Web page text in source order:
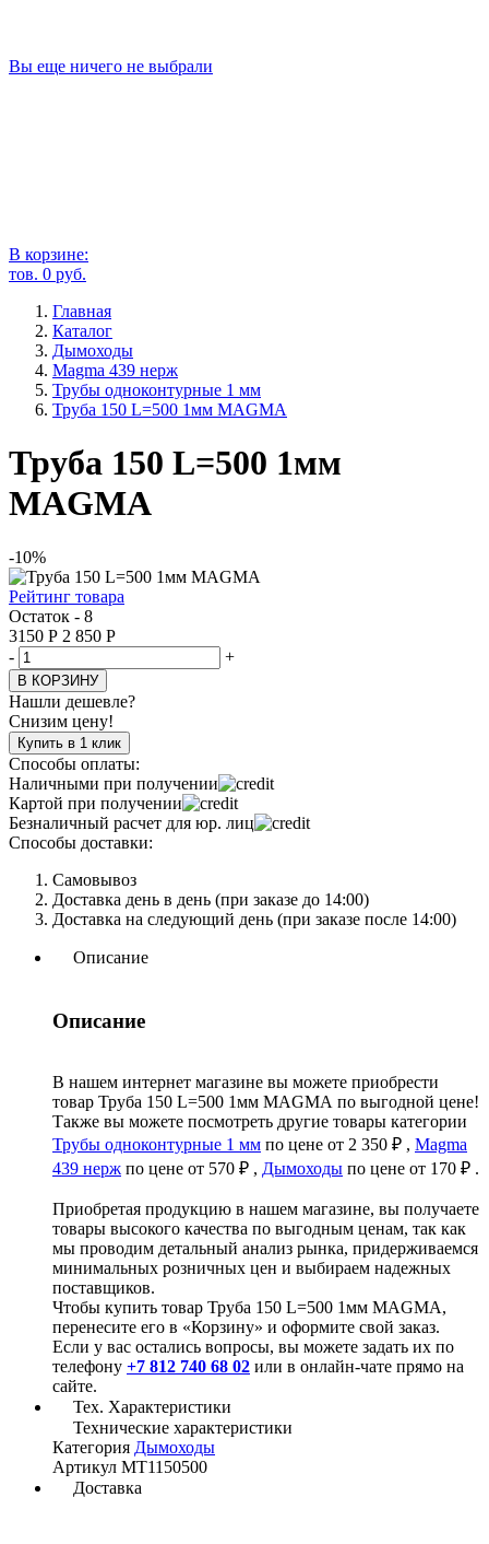
Вы еще ничего не выбрали
В корзине:
тов. 0 руб.
Главная
Каталог
Дымоходы
Magma 439 нерж
Трубы одноконтурные 1 мм
Труба 150 L=500 1мм MAGMА
Труба 150 L=500 1мм
MAGMА
-10%
Рейтинг товара
Остаток - 8
3150 Р 2 850 Р
-
+
В КОРЗИНУ
Нашли дешевле?
Снизим цену!
Купить в 1 клик
Способы оплаты:
Наличными при получении
Картой при получении
Безналичный расчет для юр. лиц
Способы доставки:
Самовывоз
Доставка день в день (при заказе до 14:00)
Доставка на следующий день (при заказе после 14:00)
Описание
Описание
В нашем интернет магазине вы можете приобрести
товар Труба 150 L=500 1мм MAGMА по выгодной цене!
Также вы можете посмотреть другие товары категории
Трубы одноконтурные 1 мм по цене от 2 350 ₽ , Magma
439 нерж по цене от 570 ₽ , Дымоходы по цене от 170 ₽ .
Приобретая продукцию в нашем магазине, вы получаете
товары высокого качества по выгодным ценам, так как
мы проводим детальный анализ рынка, придерживаемся
минимальных розничных цен и выбираем надежных
поставщиков.
Чтобы купить товар Труба 150 L=500 1мм MAGMА,
перенесите его в «Корзину» и оформите свой заказ.
Если у вас остались вопросы, вы можете задать их по
телефону +7 812 740 68 02 или в онлайн-чате прямо на
сайте.
Тех. Характеристики
Технические характеристики
Категория Дымоходы
Артикул МТ1150500
Доставка